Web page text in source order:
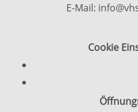
E-Mail:
Cookie